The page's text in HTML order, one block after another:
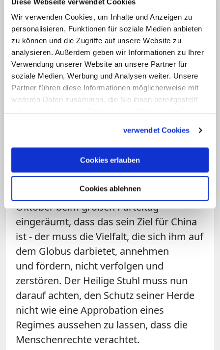
Wir verwenden Cookies, um Inhalte und Anzeigen zu
personalisieren, Funktionen für soziale Medien anbieten
zu können und die Zugriffe auf unsere Website zu
analysieren. Außerdem geben wir Informationen zu Ihrer
Verwendung unserer Website an unsere Partner für
soziale Medien, Werbung und Analysen weiter. Unsere
Partner führen diese Informationen möglicherweise mit
weiteren Daten zusammen, die Sie ihnen bereitgestellt
verwendet Cookies
Cookies erlauben
Cookies ablehnen
Nordwesten und die Menschen in Tibet
sehen sich verheerenden Verfolgungen
ausgesetzt: Heiligtümer stehen plötzlich
in Brand, die Bewegungsfreiheit wird
eingeschränkt, mit Gewalt muss jederzeit
gerechnet werden.
So sehr man sich im Westen wünscht,
des 21. Jahrhunderts aufschließt, so weit
ist es im Moment, leider, leider noch
davon entfernt. Wer Leadership im 21.
Jahrhundert einnehmen will - und
Präsident Xi hat ja im vergangenen
Oktober beim großen Parteitag
eingeräumt, dass das sein Ziel für China
ist - der muss die Vielfalt, die sich ihm auf
dem Globus darbietet, annehmen
und fördern, nicht verfolgen und
zerstören. Der Heilige Stuhl muss nun
darauf achten, den Schutz seiner Herde
nicht wie eine Approbation eines
Regimes aussehen zu lassen, dass die
Menschenrechte verachtet.